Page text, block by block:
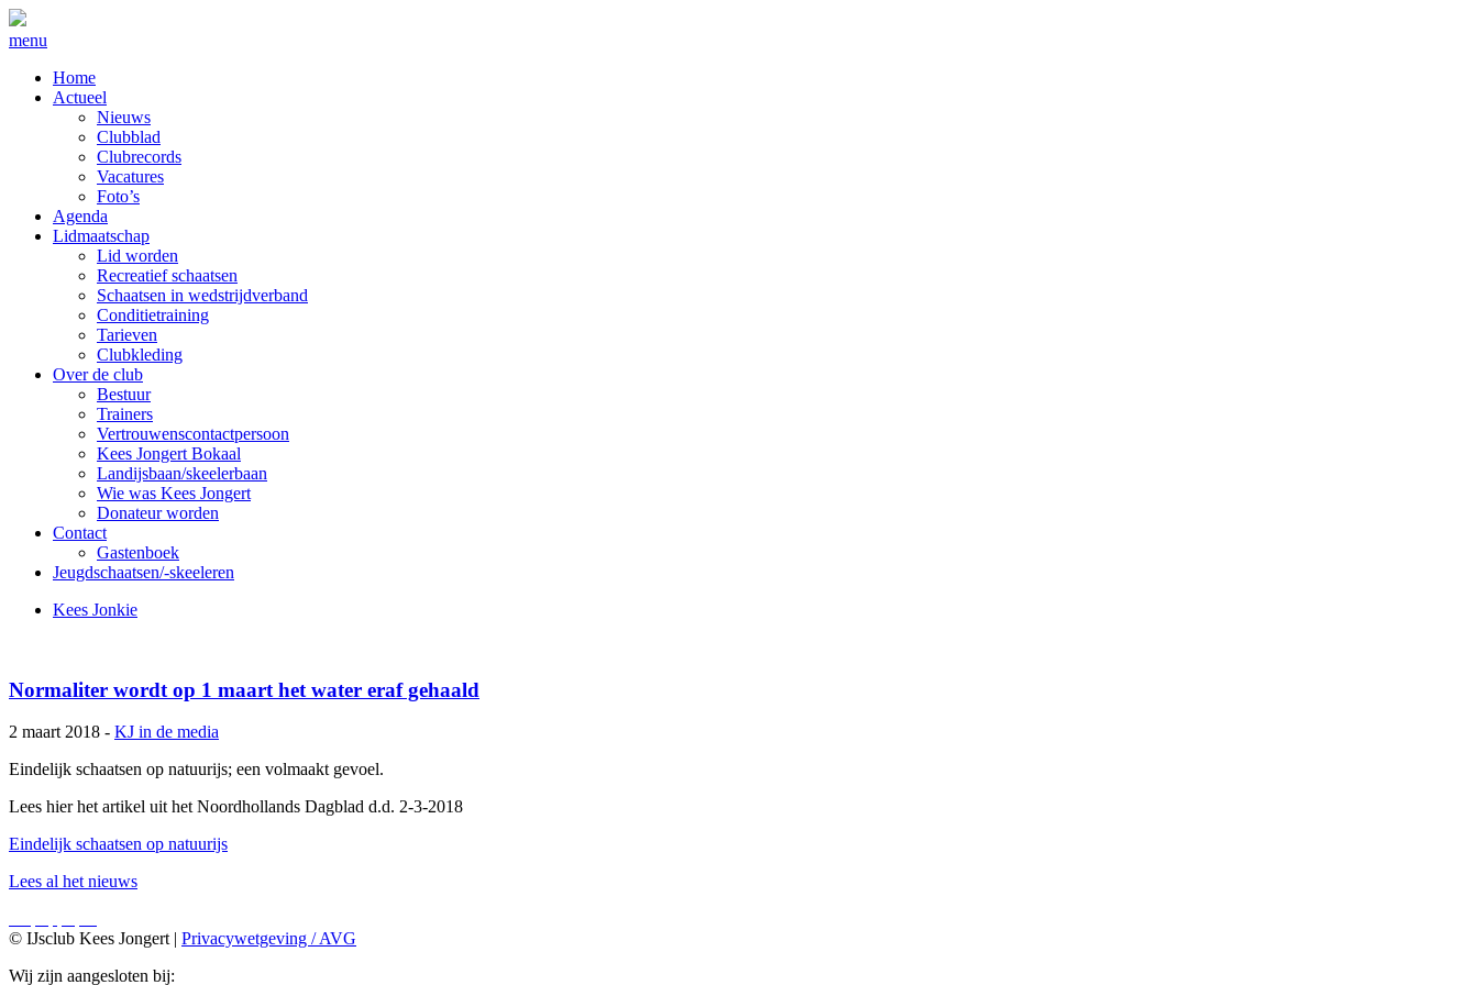
menu
Home
Actueel
Nieuws
Clubblad
Clubrecords
Vacatures
Foto’s
Agenda
Lidmaatschap
Lid worden
Recreatief schaatsen
Schaatsen in wedstrijdverband
Conditietraining
Tarieven
Clubkleding
Over de club
Bestuur
Trainers
Vertrouwenscontactpersoon
Kees Jongert Bokaal
Landijsbaan/skeelerbaan
Wie was Kees Jongert
Donateur worden
Contact
Gastenboek
Jeugdschaatsen/-skeeleren
Kees Jonkie
Normaliter wordt op 1 maart het water eraf gehaald
2 maart 2018 - KJ in de media
Eindelijk schaatsen op natuurijs; een volmaakt gevoel.
Lees hier het artikel uit het Noordhollands Dagblad d.d. 2-3-2018
Eindelijk schaatsen op natuurijs
Lees al het nieuws
© IJsclub Kees Jongert | Privacywetgeving / AVG
Wij zijn aangesloten bij: